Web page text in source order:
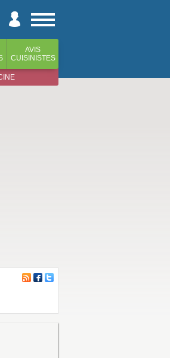
AVIS
CUISINISTES